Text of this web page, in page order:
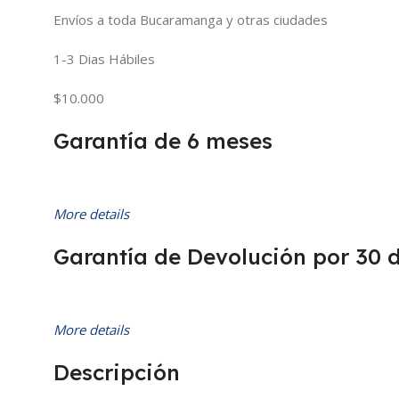
Envíos a toda Bucaramanga y otras ciudades
1-3 Dias Hábiles
$10.000
Garantía de 6 meses
More details
Garantía de Devolución por 30
More details
Descripción